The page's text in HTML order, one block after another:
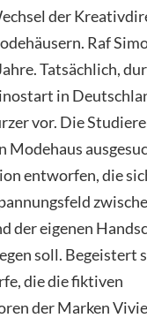
der
Raf
Tatsächlich,
in
vor. Die
Modehaus
entworfen, die
der eigenen
soll. Begeistert
die die fiktiven
der Marken